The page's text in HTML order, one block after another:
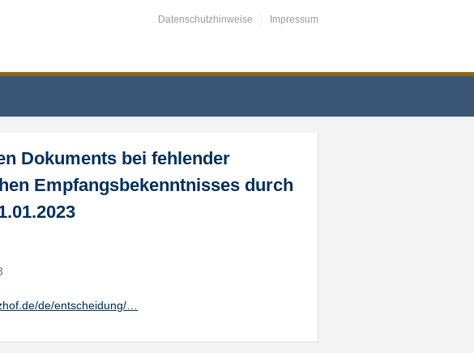
Datenschutzhinweise Impressum
Dokuments bei fehlender
Empfangsbekenntnisses durch
de/entscheidung/…